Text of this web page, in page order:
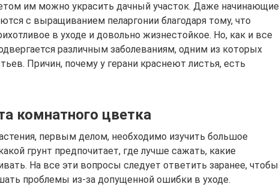
им можно украсить дачный участок. Даже начинающие
с выращиванием пеларгонии благодаря тому, что
в уходе и довольно жизнестойкое. Но, как и все
различным заболеваниям, одним из которых
Причин, почему у герани краснеют листья, есть
комнатного цветка
первым делом, необходимо изучить большое
грунт предпочитает, где лучше сажать, какие
На все эти вопросы следует ответить заранее, чтобы
проблемы из-за допущенной ошибки в уходе.